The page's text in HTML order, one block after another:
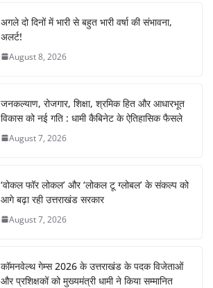
अगले दो दिनों में भारी से बहुत भारी वर्षा की संभावना,
अलर्ट!
August 8, 2026
जनकल्याण, रोजगार, शिक्षा, श्रमिक हित और आधारभूत
विकास को नई गति : धामी कैबिनेट के ऐतिहासिक फैसले
August 7, 2026
‘वोकल फॉर लोकल’ और ‘लोकल टू ग्लोबल’ के संकल्प को
आगे बढ़ा रही उत्तराखंड सरकार
August 7, 2026
कॉमनवेल्थ गेम्स 2026 के उत्तराखंड के पदक विजेताओं
और प्रशिक्षकों को मुख्यमंत्री धामी ने किया सम्मानित